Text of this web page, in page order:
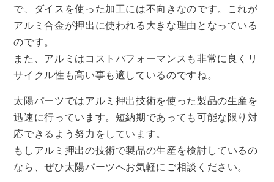
で、ダイスを使った加工には不向きなのです。これが
アルミ合金が押出に使われる大きな理由となっている
のです。
また、アルミはコストパフォーマンスも非常に良くリ
サイクル性も高い事も適しているのですね。
太陽パーツではアルミ押出技術を使った製品の生産を
迅速に行っています。短納期であっても可能な限り対
応できるよう努力をしています。
もしアルミ押出の技術で製品の生産を検討しているの
なら、ぜひ太陽パーツへお気軽にご相談ください。